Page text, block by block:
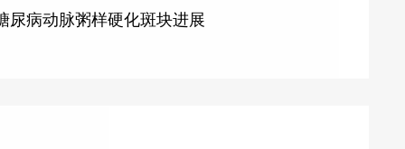
尿病动脉粥样硬化斑块进展